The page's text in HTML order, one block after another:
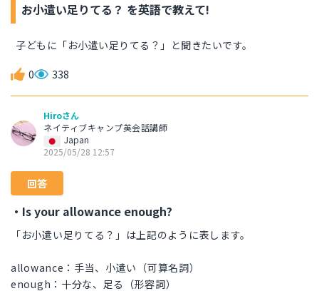
お小遣い足りてる？ を英語で教えて!
子どもに「お小遣い足りてる？」と聞きたいです。
0 338
Hiroさん
ネイティブキャンプ英会話講師
Japan
2025/05/28 12:57
回答
・Is your allowance enough?
「お小遣い足りてる？」は上記のように表します。
allowance：手当、小遣い（可算名詞）
enough：十分な、足る（形容詞）